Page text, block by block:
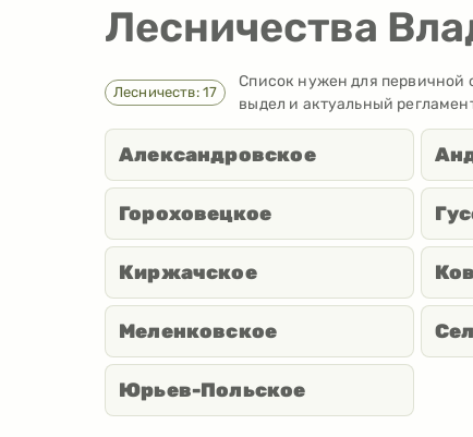
Лесничества
Лесничеств: 17
Список нужен для первичной
выдел и актуальный
Александровское
Гороховецкое
Киржачское
Меленковское
Юрьев-Польское